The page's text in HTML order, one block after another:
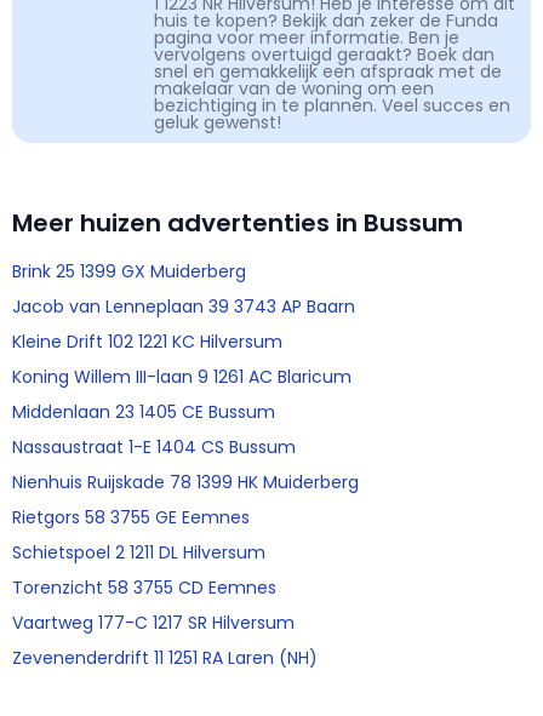
huis te kopen? Bekijk dan zeker de Funda
pagina voor meer informatie. Ben je
vervolgens overtuigd geraakt? Boek dan
snel en gemakkelijk een afspraak met de
makelaar van de woning om een
bezichtiging in te plannen. Veel succes en
geluk gewenst!
Meer huizen advertenties in Bussum
Brink 25 1399 GX Muiderberg
Jacob van Lenneplaan 39 3743 AP Baarn
Kleine Drift 102 1221 KC Hilversum
Koning Willem III-laan 9 1261 AC Blaricum
Middenlaan 23 1405 CE Bussum
Nassaustraat 1-E 1404 CS Bussum
Nienhuis Ruijskade 78 1399 HK Muiderberg
Rietgors 58 3755 GE Eemnes
Schietspoel 2 1211 DL Hilversum
Torenzicht 58 3755 CD Eemnes
Vaartweg 177-C 1217 SR Hilversum
Zevenenderdrift 11 1251 RA Laren (NH)